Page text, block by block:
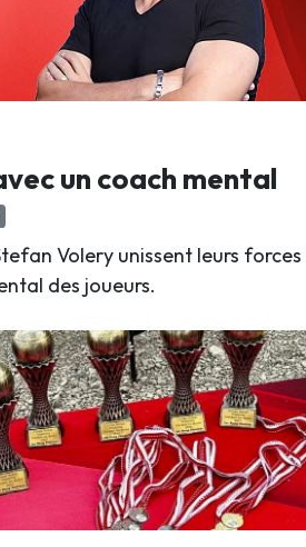
un coach mental
Volery unissent leurs forces
des joueurs.